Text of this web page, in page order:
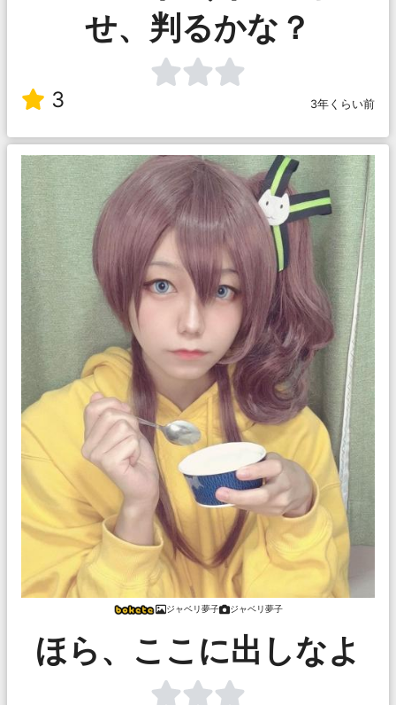
せ、判るかな？
3 3年くらい前
ジャベリ夢子 ジャベリ夢子
ほら、ここに出しなよ